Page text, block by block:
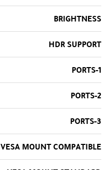
BRIGHTNESS
HDR SUPPORT
PORTS-1
PORTS-2
PORTS-3
VESA MOUNT COMPATIBLE